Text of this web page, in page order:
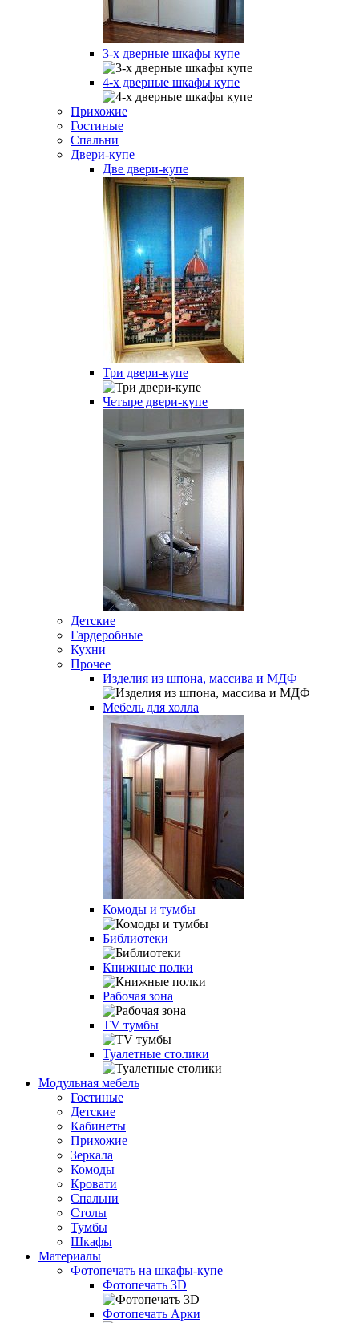
3-х дверные шкафы купе
4-х дверные шкафы купе
Прихожие
Гостиные
Спальни
Двери-купе
Две двери-купе
Три двери-купе
Четыре двери-купе
Детские
Гардеробные
Кухни
Прочее
Изделия из шпона, массива и МДФ
Мебель для холла
Комоды и тумбы
Библиотеки
Книжные полки
Рабочая зона
TV тумбы
Туалетные столики
Модульная мебель
Гостиные
Детские
Кабинеты
Прихожие
Зеркала
Комоды
Кровати
Спальни
Столы
Тумбы
Шкафы
Материалы
Фотопечать на шкафы-купе
Фотопечать 3D
Фотопечать Арки